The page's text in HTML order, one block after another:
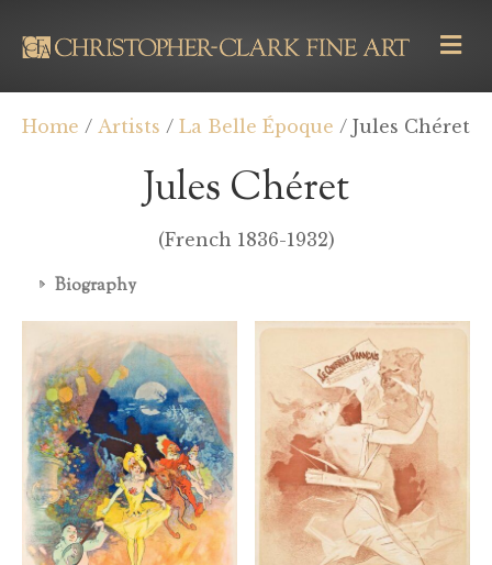
M
E
N
U
Home / Artists / La Belle Époque / Jules Chéret
Jules Chéret
(French 1836-1932)
Biography